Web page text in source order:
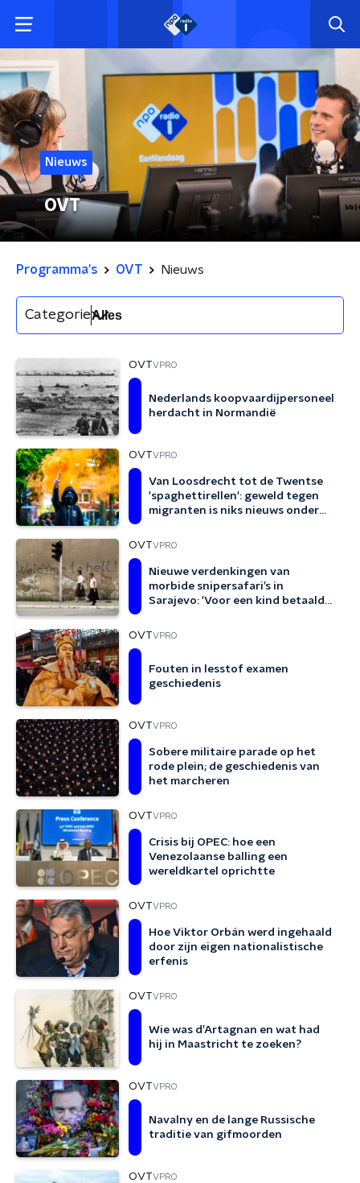
Nieuws
OVT
Programma's OVT Nieuws
Categorie
OVTVPRO
Nederlands koopvaardijpersoneel
herdacht in Normandië
OVTVPRO
Van Loosdrecht tot de Twentse
'spaghettirellen': geweld tegen
migranten is niks nieuws onder
OVTVPRO
Nieuwe verdenkingen van
morbide snipersafari’s in
Sarajevo: 'Voor een kind betaalde
OVTVPRO
Fouten in lesstof examen
geschiedenis
OVTVPRO
Sobere militaire parade op het
rode plein; de geschiedenis van
het marcheren
OVTVPRO
Crisis bij OPEC: hoe een
Venezolaanse balling een
wereldkartel oprichtte
OVTVPRO
Hoe Viktor Orbán werd ingehaald
door zijn eigen nationalistische
erfenis
OVTVPRO
Wie was d’Artagnan en wat had
hij in Maastricht te zoeken?
OVTVPRO
Navalny en de lange Russische
traditie van gifmoorden
OVTVPRO